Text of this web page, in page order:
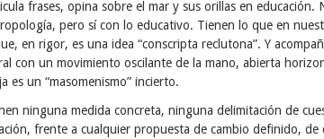
frases, opina sobre el mar y sus orillas en educación.
pero sí con lo educativo. Tienen lo que en
en rigor, es una idea “conscripta reclutona”. Y
con un movimiento oscilante de la mano, abierta
es un “masomenismo” incierto.
ninguna medida concreta, ninguna delimitación de
frente a cualquier propuesta de cambio definido,